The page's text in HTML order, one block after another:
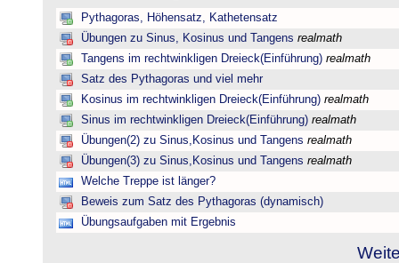
Pythagoras, Höhensatz, Kathetensatz
Übungen zu Sinus, Kosinus und Tangens realmath
Tangens im rechtwinkligen Dreieck(Einführung) realmath
Satz des Pythagoras und viel mehr
Kosinus im rechtwinkligen Dreieck(Einführung) realmath
Sinus im rechtwinkligen Dreieck(Einführung) realmath
Übungen(2) zu Sinus,Kosinus und Tangens realmath
Übungen(3) zu Sinus,Kosinus und Tangens realmath
Welche Treppe ist länger?
Beweis zum Satz des Pythagoras (dynamisch)
Übungsaufgaben mit Ergebnis